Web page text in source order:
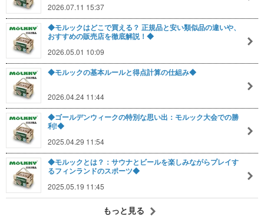
2026.07.11 15:37
◆モルックはどこで買える？ 正規品と安い類似品の違いや、
おすすめの販売店を徹底解説！◆
2026.05.01 10:09
◆モルックの基本ルールと得点計算の仕組み◆
2026.04.24 11:44
◆ゴールデンウィークの特別な思い出：モルック大会での勝
利!◆
2025.04.29 11:54
◆モルックとは？：サウナとビールを楽しみながらプレイす
るフィンランドのスポーツ◆
2025.05.19 11:45
もっと見る